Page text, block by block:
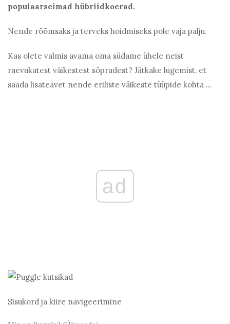
populaarseimad hübriidkoerad.
Nende rõõmsaks ja terveks hoidmiseks pole vaja palju.
Kas olete valmis avama oma südame ühele neist
raevukatest väikestest sõpradest? Jätkake lugemist, et
saada lisateavet nende eriliste väikeste tüüpide kohta ...
ad
Sisukord ja kiire navigeerimine